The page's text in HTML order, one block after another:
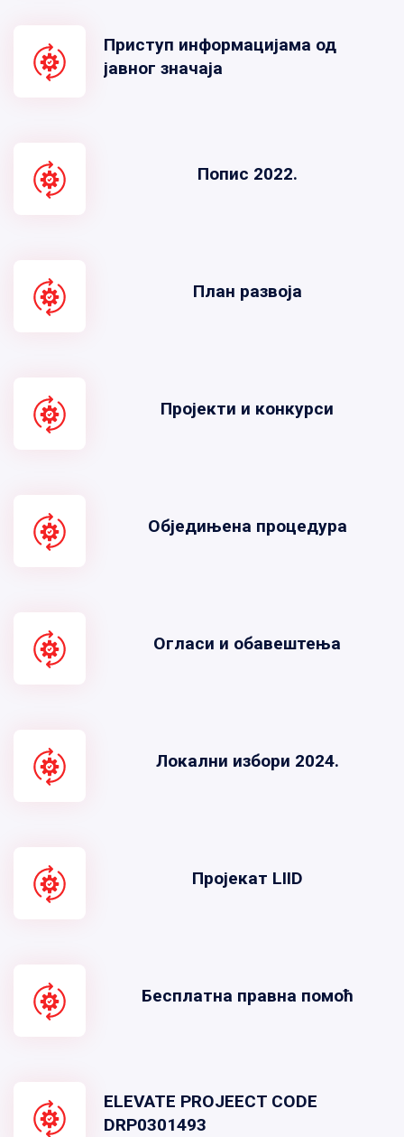
Приступ информацијама од
јавног значаја
Попис 2022.
План развоја
Пројекти и конкурси
Обједињена процедура
Огласи и обавештења
Локални избори 2024.
Пројекат LIID
Бесплатна правна помоћ
ELEVATE PROJEECT CODE
DRP0301493